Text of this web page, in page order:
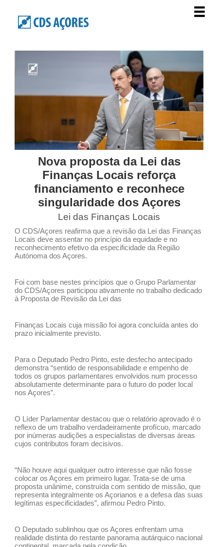
Nova proposta da Lei das
Finanças Locais reforça
financiamento e reconhece
singularidade dos Açores
Lei das Finanças Locais
O CDS/Açores reafirma que a revisão da Lei das Finanças
Locais deve assentar no princípio da equidade e no
reconhecimento efetivo da especificidade da Região
Autónoma dos Açores.
Foi com base nestes princípios que o Grupo Parlamentar
do CDS/Açores participou ativamente no trabalho dedicado
à Proposta de Revisão da Lei das
Finanças Locais cuja missão foi agora concluída antes do
prazo inicialmente previsto.
Para o Deputado Pedro Pinto, este desfecho antecipado
demonstra “sentido de responsabilidade e empenho de
todos os grupos parlamentares envolvidos num processo
absolutamente determinante para o futuro do poder local
nos Açores”.
O Líder Parlamentar destacou que o relatório aprovado é o
reflexo de um trabalho verdadeiramente profícuo, marcado
por inúmeras audições a especialistas de diversas áreas
cujos contributos foram decisivos.
“Não houve aqui qualquer outro interesse que não fosse
colocar os Açores em primeiro lugar. Trata-se de uma
proposta unânime, construída com sentido de missão, que
representa integralmente os Açorianos e a defesa das suas
legítimas especificidades”, afirmou Pedro Pinto.
O Deputado sublinhou que os Açores enfrentam uma
realidade distinta do restante panorama autárquico nacional